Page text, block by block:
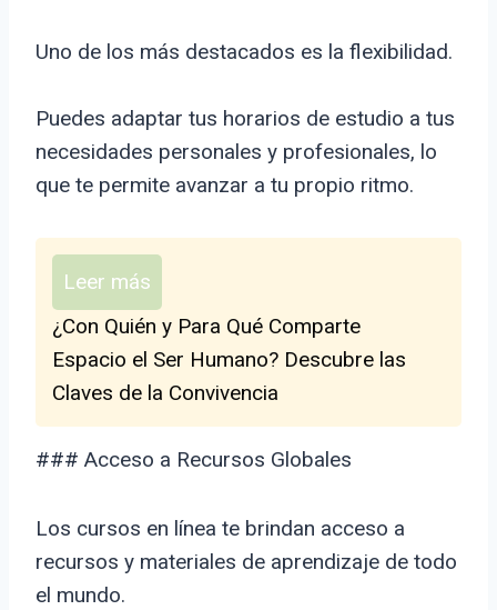
Uno de los más destacados es la flexibilidad.
Puedes adaptar tus horarios de estudio a tus
necesidades personales y profesionales, lo
que te permite avanzar a tu propio ritmo.
Leer más
¿Con Quién y Para Qué Comparte
Espacio el Ser Humano? Descubre las
Claves de la Convivencia
### Acceso a Recursos Globales
Los cursos en línea te brindan acceso a
recursos y materiales de aprendizaje de todo
el mundo.